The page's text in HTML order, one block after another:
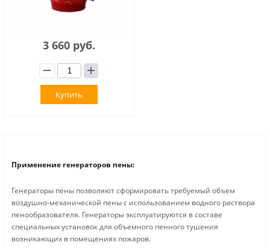
3 660 руб.
Купить
Применение генераторов пены:
Генераторы пены позволяют сформировать требуемый объем
воздушно-механической пены с использованием водного раствора
пенообразователя. Генераторы эксплуатируются в составе
специальных установок для объемного пенного тушения
возникающих в помещениях пожаров.